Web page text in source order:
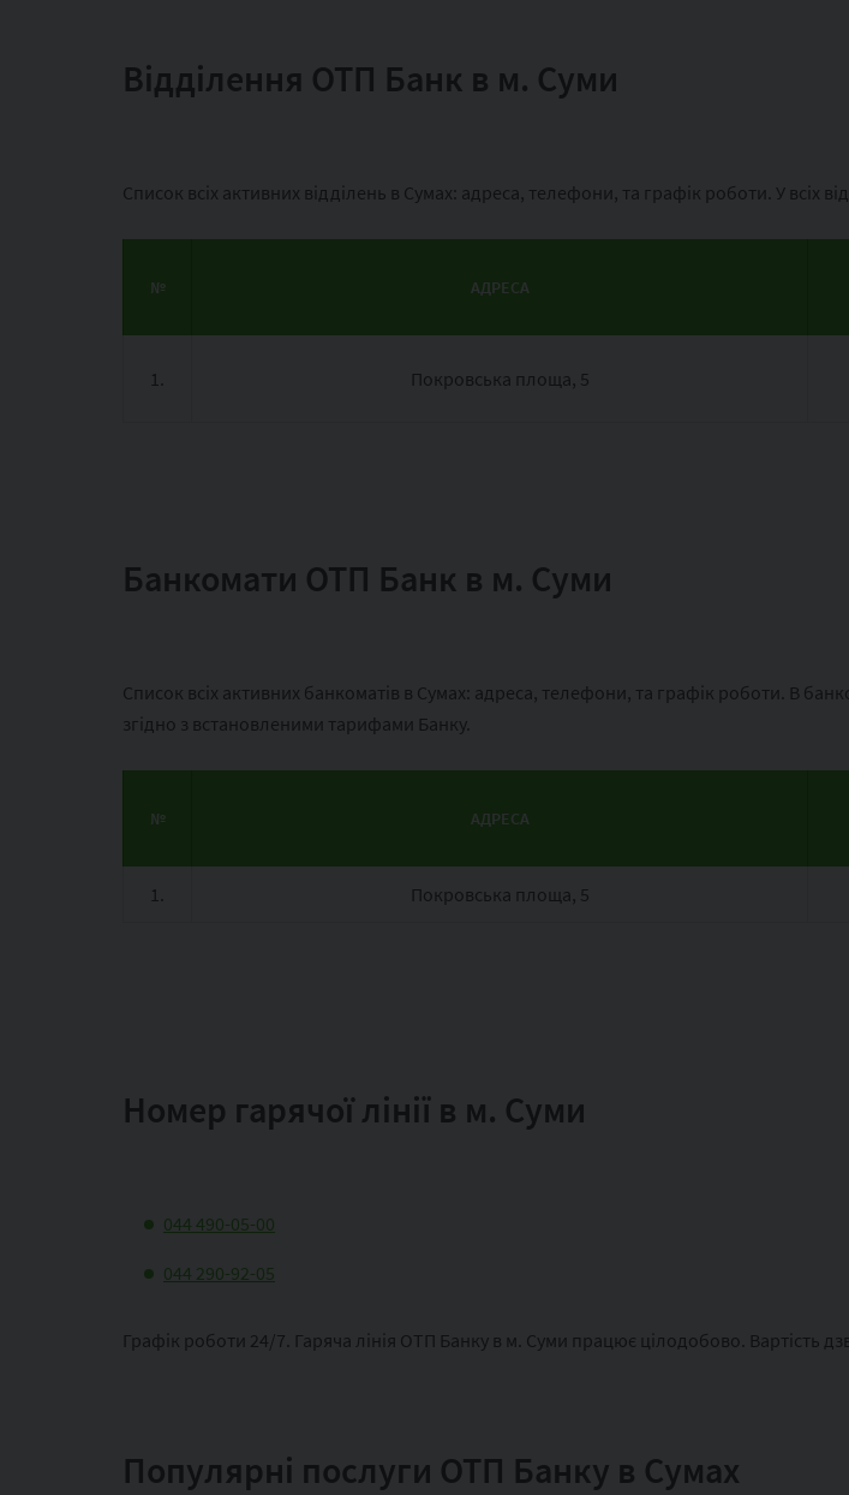
Відділення ОТП Банк в м. Суми
Список всіх активних відділень в Сумах: адреса, телефони, та графік роботи. У всіх
№ АДРЕСА
1. Покровська площа, 5
Банкомати ОТП Банк в м. Суми
Список всіх активних банкоматів в Сумах: адреса, телефони, та графік роботи. В
згідно з встановленими тарифами Банку.
№ АДРЕСА
1. Покровська площа, 5
Номер гарячої лінії в м. Суми
044 490-05-00
044 290-92-05
Графік роботи 24/7. Гаряча лінія ОТП Банку в м. Суми працює цілодобово. Вартість
Популярні послуги ОТП Банку в Сумах